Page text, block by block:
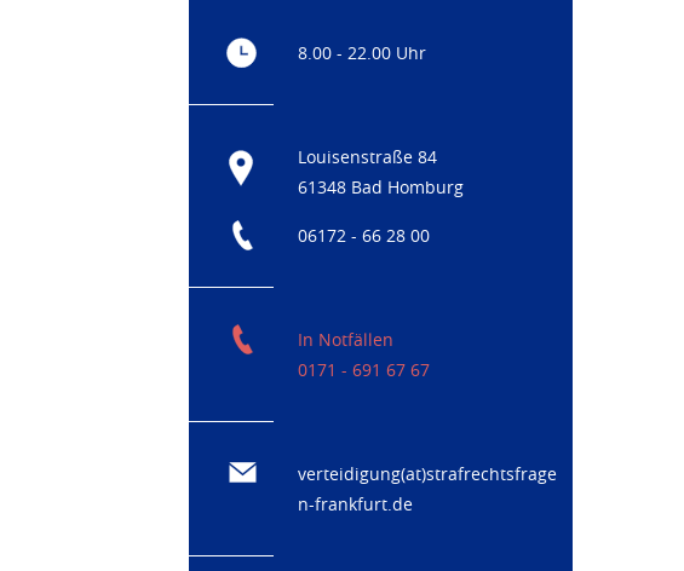
8.00 - 22.00 Uhr
Louisenstraße 84
61348 Bad Homburg
06172 - 66 28 00
In Notfällen
0171 - 691 67 67
verteidigung(at)strafrechtsfrage
n-frankfurt.de